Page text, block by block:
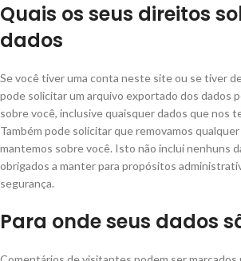
Quais os seus direitos
dados
Se você tiver uma conta neste site ou se tiver
pode solicitar um arquivo exportado dos dados
sobre você, inclusive quaisquer dados que nos
Também pode solicitar que removamos
mantemos sobre você. Isto não inclui nenhuns
obrigados a manter para propósitos
segurança.
Para onde seus dados